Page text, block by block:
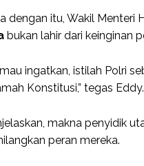
dengan itu, Wakil Menteri
bukan lahir dari keinginan
ingatkan, istilah Polri
Konstitusi,” tegas Eddy.
makna penyidik
peran mereka.